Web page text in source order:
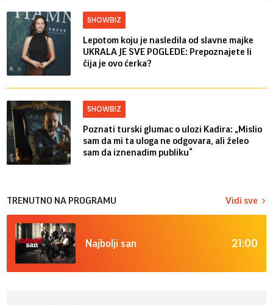
SHOWBIZ
Lepotom koju je nasledila od slavne majke
UKRALA JE SVE POGLEDE: Prepoznajete li
čija je ovo ćerka?
SHOWBIZ
Poznati turski glumac o ulozi Kadira: „Mislio
sam da mi ta uloga ne odgovara, ali želeo
sam da iznenadim publiku“
TRENUTNO NA PROGRAMU Vidi sve
Najbolji san 21:00